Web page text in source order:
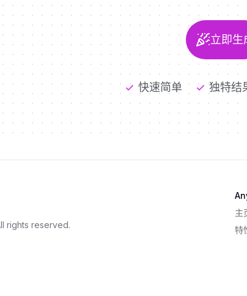
立即生
快速简单 独特结
rights reserved.
主
特